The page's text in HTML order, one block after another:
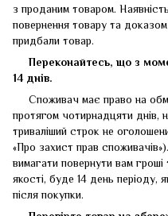
з проданим товаром.
повернення товару та
придбали товар.
Переконайтесь, що з
14 днів.
Споживач має право на
протягом чотирнадцяти днів,
триваліший строк не
«Про захист прав
вимагати повернути вам
якості, буде 14 день періоду,
після покупки.